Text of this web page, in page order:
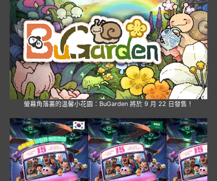
螢幕角落裏的溫馨小花園：BuGarden 將於 9 月 22 日發售！